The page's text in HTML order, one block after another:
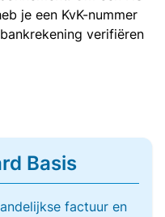
je een KvK-nummer
verifiëren
Basis
factuur en